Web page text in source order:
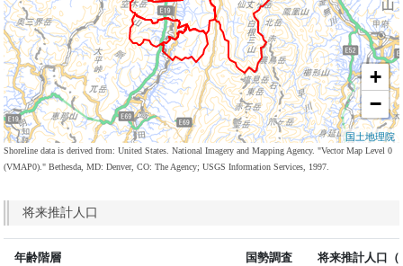
+
−
国土地理院
Shoreline data is derived from: United States. National Imagery and Mapping Agency. "Vector Map Level 0
(VMAP0)." Bethesda, MD: Denver, CO: The Agency; USGS Information Services, 1997.
将来推計人口
年齢階層 国勢調査 将来推計人口（